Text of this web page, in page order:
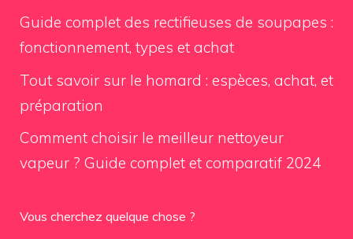
Guide complet des rectifieuses de soupapes :
fonctionnement, types et achat
Tout savoir sur le homard : espèces, achat, et
préparation
Comment choisir le meilleur nettoyeur
vapeur ? Guide complet et comparatif 2024
Vous cherchez quelque chose ?